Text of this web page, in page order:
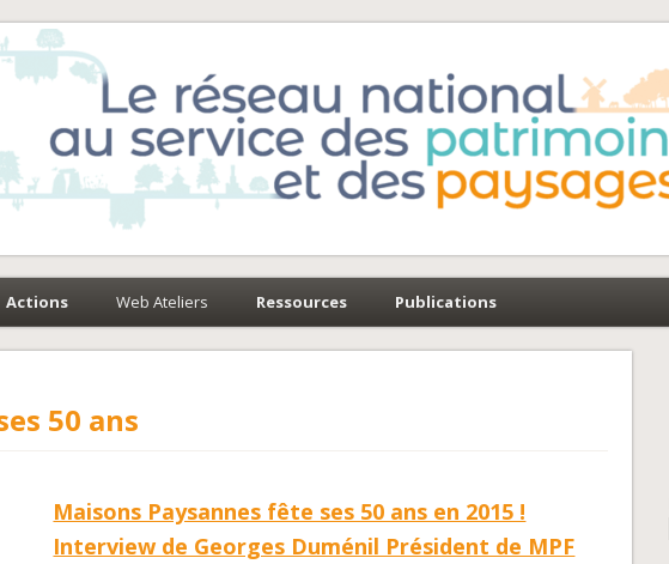
Actions Web Ateliers Ressources Publications
50 ans
Maisons Paysannes fête ses 50 ans en 2015 !
Interview de Georges Duménil Président de MPF